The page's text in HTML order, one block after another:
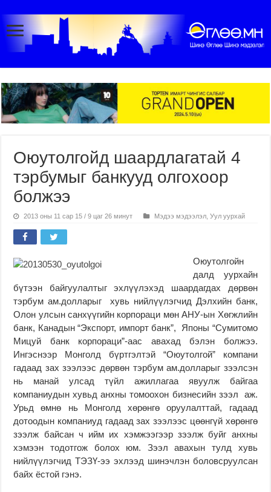
Оюутолгойд шаардлагатай 4
тэрбумыг банкууд олгохоор
болжээ
2013 оны 11 сар 15 / 9 цаг 26 минут Мэдээ мэдээлэл ,Уул уурхай
Оюутолгойн
далд уурхайн
бүтээн байгуулалтыг эхлүүлэхэд шаардагдах дөрвөн
тэрбум ам.долларыг хувь нийлүүлэгчид Дэлхийн банк,
Олон улсын санхүүгийн корпораци мөн АНУ-ын Хөгжлийн
банк, Канадын “Экспорт, импорт банк”, Японы “Сумитомо
Мицуй банк корпораци”-аас авахад бэлэн болжээ.
Ингэснээр Монголд бүртгэлтэй “Оюутолгой” компани
гадаад зах зээлээс дөрвөн тэрбум ам.долларыг зээлсэн
нь манай улсад түйл ажиллагаа явуулж байгаа
компаниудын хувьд анхны томоохон бизнесийн зээл аж.
Урьд өмнө нь Монголд хөрөнгө оруулалттай, гадаад
дотоодын компаниуд гадаад зах зээлээс цөөнгүй хөрөнгө
зээлж байсан ч ийм их хэмжээгээр зээлж буйг анхны
хэмээн тодотгож болох юм. Зээл авахын тулд хувь
нийлүүлэгчид ТЭЗҮ-ээ эхлээд шинэчлэн боловсруулсан
байх ёстой гэнэ.